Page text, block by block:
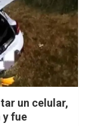
un celular,
fue